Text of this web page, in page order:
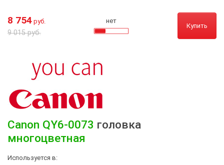
8 754 руб.
9 015 руб.
нет
Купить
Canon QY6-0073 головка
многоцветная
Используется в: